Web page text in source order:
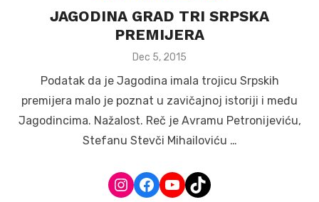
JAGODINA GRAD TRI SRPSKA
PREMIJERA
Posted
Dec 5, 2015
Podatak da je Jagodina imala trojicu Srpskih
premijera malo je poznat u zavičajnoj istoriji i među
Jagodincima. Nažalost. Reč je Avramu Petronijeviću,
Stefanu Stevči Mihailoviću …
Instagram
Facebook
YouTube
TikTok